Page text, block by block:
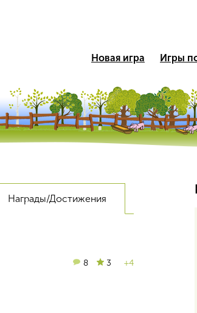
Новая игра Игры
Награды/Достижения
8 3 +4